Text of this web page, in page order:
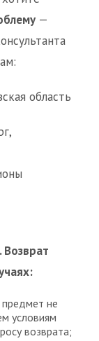
—
область
Возврат
не
условиям
возврата;